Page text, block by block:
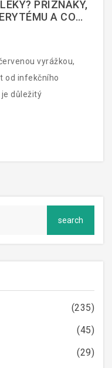
PŘÍZNAKY,
A CO
vyrážkou,
od infekčního
důležitý
(235)
(45)
(29)